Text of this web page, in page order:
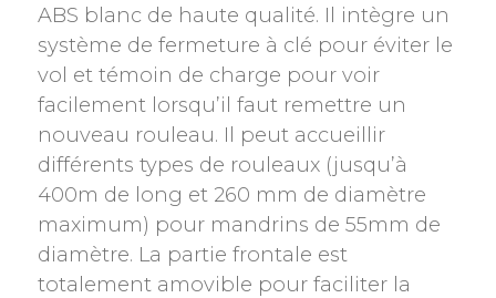
ABS blanc de haute qualité. Il intègre un
système de fermeture à clé pour éviter le
vol et témoin de charge pour voir
facilement lorsqu’il faut remettre un
nouveau rouleau. Il peut accueillir
différents types de rouleaux (jusqu’à
400m de long et 260 mm de diamètre
maximum) pour mandrins de 55mm de
diamètre. La partie frontale est
totalement amovible pour faciliter la